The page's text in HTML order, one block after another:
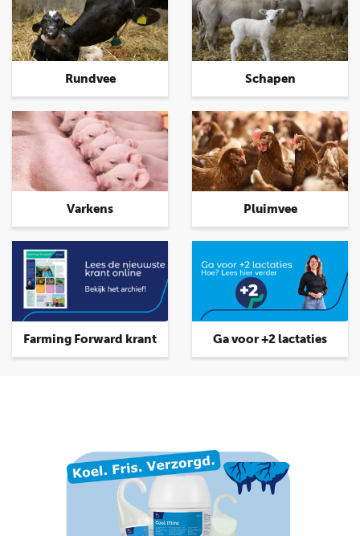
Rundvee Schapen
Varkens Pluimvee
Farming Forward krant Ga voor +2 lactaties